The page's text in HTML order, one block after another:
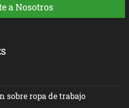
a Nosotros
sobre ropa de trabajo